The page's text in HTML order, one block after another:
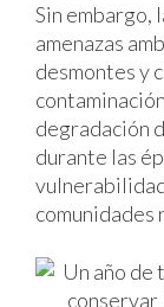
Sin embargo,
amenazas
desmontes y
degradación
durante las
comunidades